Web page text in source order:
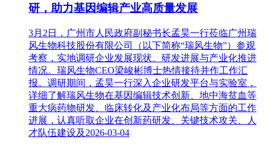
研，助力基因编辑产业高质量发展
3月2日，广州市人民政府副秘书长孟昊一行莅临广州瑞
风生物科技股份有限公司（以下简称“瑞风生物”）参观
考察，实地调研企业发展现状、研发进展与产业化推进
情况。瑞风生物CEO梁峻彬博士热情接待并作工作汇
报。调研期间，孟昊一行深入企业研发平台与实验室，
详细了解瑞风生物在基因编辑技术创新、地中海贫血等
重大病药物研发、临床转化及产业化布局等方面的工作
进展，认真听取企业在创新药研发、关键技术攻关、人
才队伍建设及 2026-03-04